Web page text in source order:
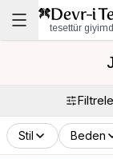
tesettür
Filtrele
Stil Beden